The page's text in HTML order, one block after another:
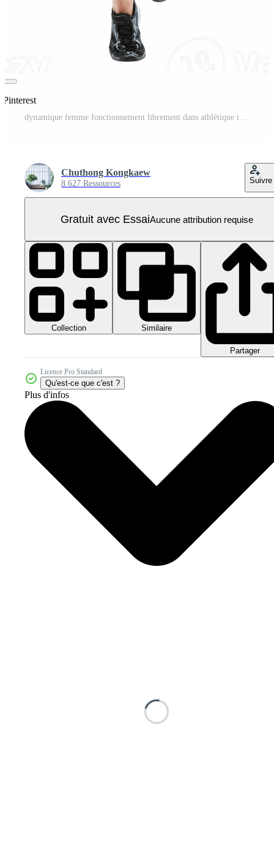
Pinterest
dynamique femme fonctionnement librement dans athlétique tenue avec détermination et force dans studio isolé Contexte PNG Pro
Chuthong Kongkaew
8 627 Ressources Suivre
Gratuit avec EssaiAucune attribution requise
Collection Similaire
Partager
Licence Pro Standard
Qu'est-ce que c'est ?
Plus d'infos